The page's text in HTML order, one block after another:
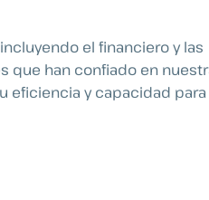
el financiero y las
que han confiado en
eficiencia y capacidad para